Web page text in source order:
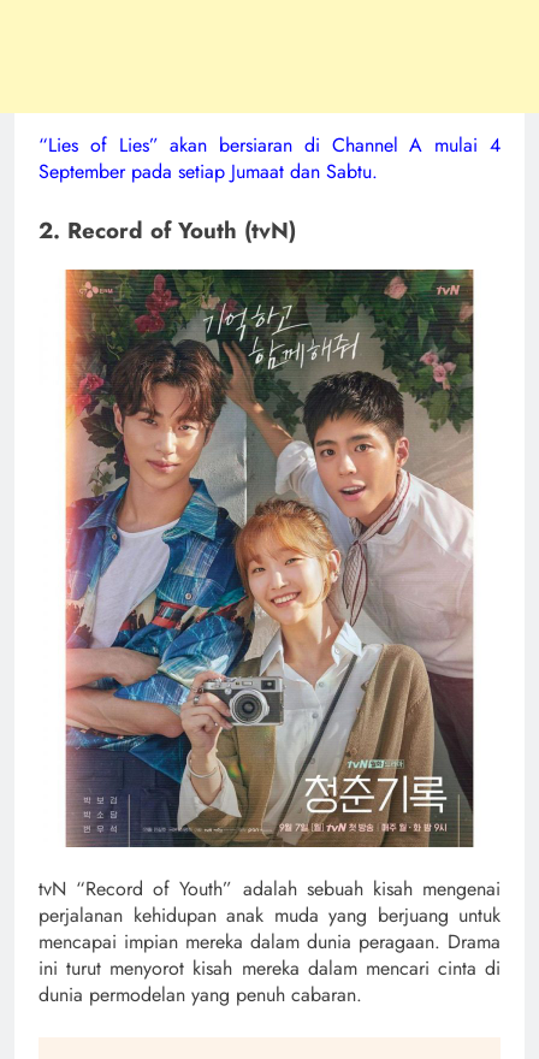
“Lies of Lies” akan bersiaran di Channel A mulai 4
September pada setiap Jumaat dan Sabtu.
2. Record of Youth (tvN)
tvN “Record of Youth” adalah sebuah kisah mengenai
perjalanan kehidupan anak muda yang berjuang untuk
mencapai impian mereka dalam dunia peragaan. Drama
ini turut menyorot kisah mereka dalam mencari cinta di
dunia permodelan yang penuh cabaran.